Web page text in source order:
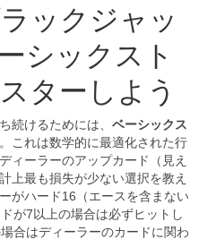
ックジャッ
シックスト
ターしよう
続けるためには、 ベーシックス
これは数学的に最適化された行
ィーラーのアップカード（見え
上最も損失が少ない選択を教え
がハード16（エースを含まない
が7以上の場合は必ずヒットし
合はディーラーのカードに関わ